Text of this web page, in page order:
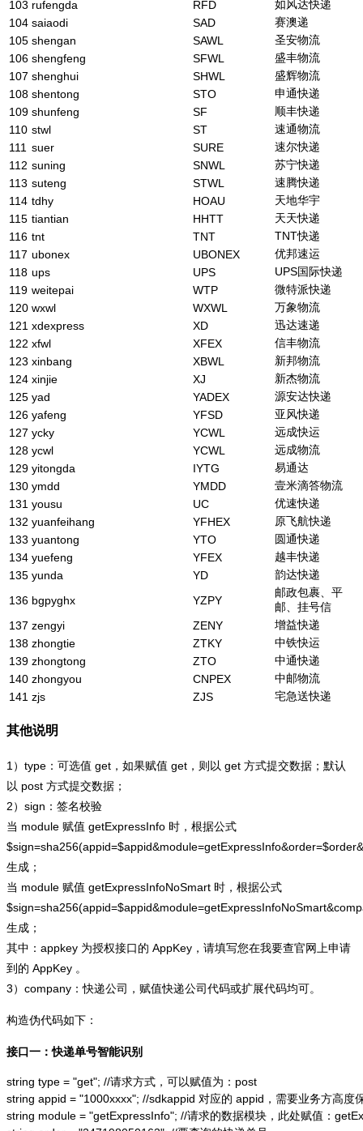
103 rufengda RFD
如风达快递
104 saiaodi SAD
赛澳递
105 shengan SAWL
圣安物流
106 shengfeng SFWL
盛丰物流
107 shenghui SHWL
盛辉物流
108 shentong STO
申通快递
109 shunfeng SF
顺丰快递
110 stwl ST
速通物流
111 suer SURE
速尔快递
112 suning SNWL
苏宁快递
113 suteng STWL
速腾快递
114 tdhy HOAU
天地华宇
115 tiantian HHTT
天天快递
116 tnt TNT
TNT快递
117 ubonex UBONEX
优邦速运
118 ups UPS
UPS国际快递
119 weitepai WTP
微特派快递
120 wxwl WXWL
万象物流
121 xdexpress XD
迅达速递
122 xfwl XFEX
信丰物流
123 xinbang XBWL
新邦物流
124 xinjie XJ
新杰物流
125 yad YADEX
源安达快递
126 yafeng YFSD
亚风快递
127 ycky YCWL
远成快运
128 ycwl YCWL
远成物流
129 yitongda IYTG
易通达
130 ymdd YMDD
壹米滴答物流
131 yousu UC
优速快递
132 yuanfeihang YFHEX
原飞航快递
133 yuantong YTO
圆通快递
134 yuefeng YFEX
越丰快递
135 yunda YD
韵达快递
136 bgpyghx YZPY
邮政包裹、平
邮、挂号信
137 zengyi ZENY
增益快递
138 zhongtie ZTKY
中铁快运
139 zhongtong ZTO
中通快递
140 zhongyou CNPEX
中邮物流
141 zjs ZJS 宅急送快递
其他说明
1）type：可选值 get，如果赋值 get，则以 get 方式提交数据；默认
以 post 方式提交数据；
2）sign：签名校验
当 module 赋值 getExpressInfo 时，根据公式
生成；
当 module 赋值 getExpressInfoNoSmart 时，根据公式
生成；
其中：appkey 为授权接口的 AppKey，请填写您在我要查官网上申请
到的 AppKey 。
3）company：快递公司，赋值快递公司代码或扩展代码均可。
构造伪代码如下：
接口一：快递单号智能识别
string type = "get"; //请求方式，可以赋值为：post
string appid = "1000xxxx"; //sdkappid 对应的 appid，需要业务方高度
string module = "getExpressInfo"; //请求的数据模块，此处赋值：